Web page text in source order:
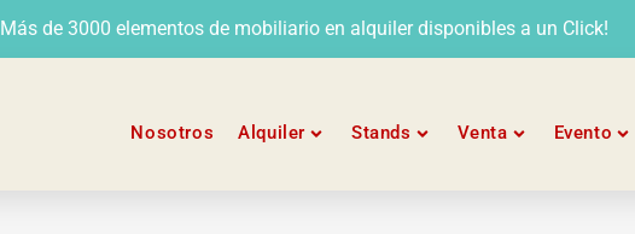
Más de 3000 elementos de mobiliario en alquiler disponibles a un Click!
Nosotros Alquiler Stands Venta Evento